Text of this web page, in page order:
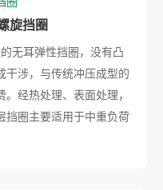
旋挡圈
无耳弹性挡圈，没有凸
干涉，与传统冲压成型的
经热处理、表面处理，
挡圈主要适用于中重负荷